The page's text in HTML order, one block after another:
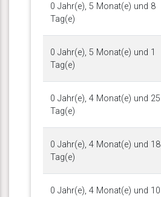
0 Jahr(e), 5 Monat(e) und 8
Tag(e)
0 Jahr(e), 5 Monat(e) und 1
Tag(e)
0 Jahr(e), 4 Monat(e) und 25
Tag(e)
0 Jahr(e), 4 Monat(e) und 18
Tag(e)
0 Jahr(e), 4 Monat(e) und 10